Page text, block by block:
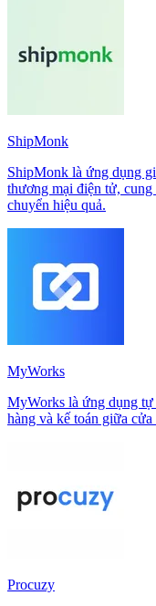
ShipMonk
ShipMonk là ứng dụng
thương mại điện tử,
chuyển hiệu quả.
MyWorks
MyWorks là ứng dụng tự
hàng và kế toán giữa
Procuzy